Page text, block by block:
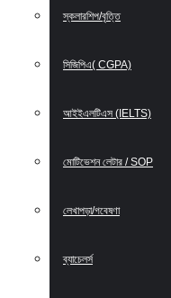
স্কলারশিপ/বৃত্তি
সিজিপিএ( CGPA)
আইইএলটিএস (IELTS)
মোটিভেশন লেটার / SOP
লেখাপড়া/গবেষণা
ব্যাচেলর্স